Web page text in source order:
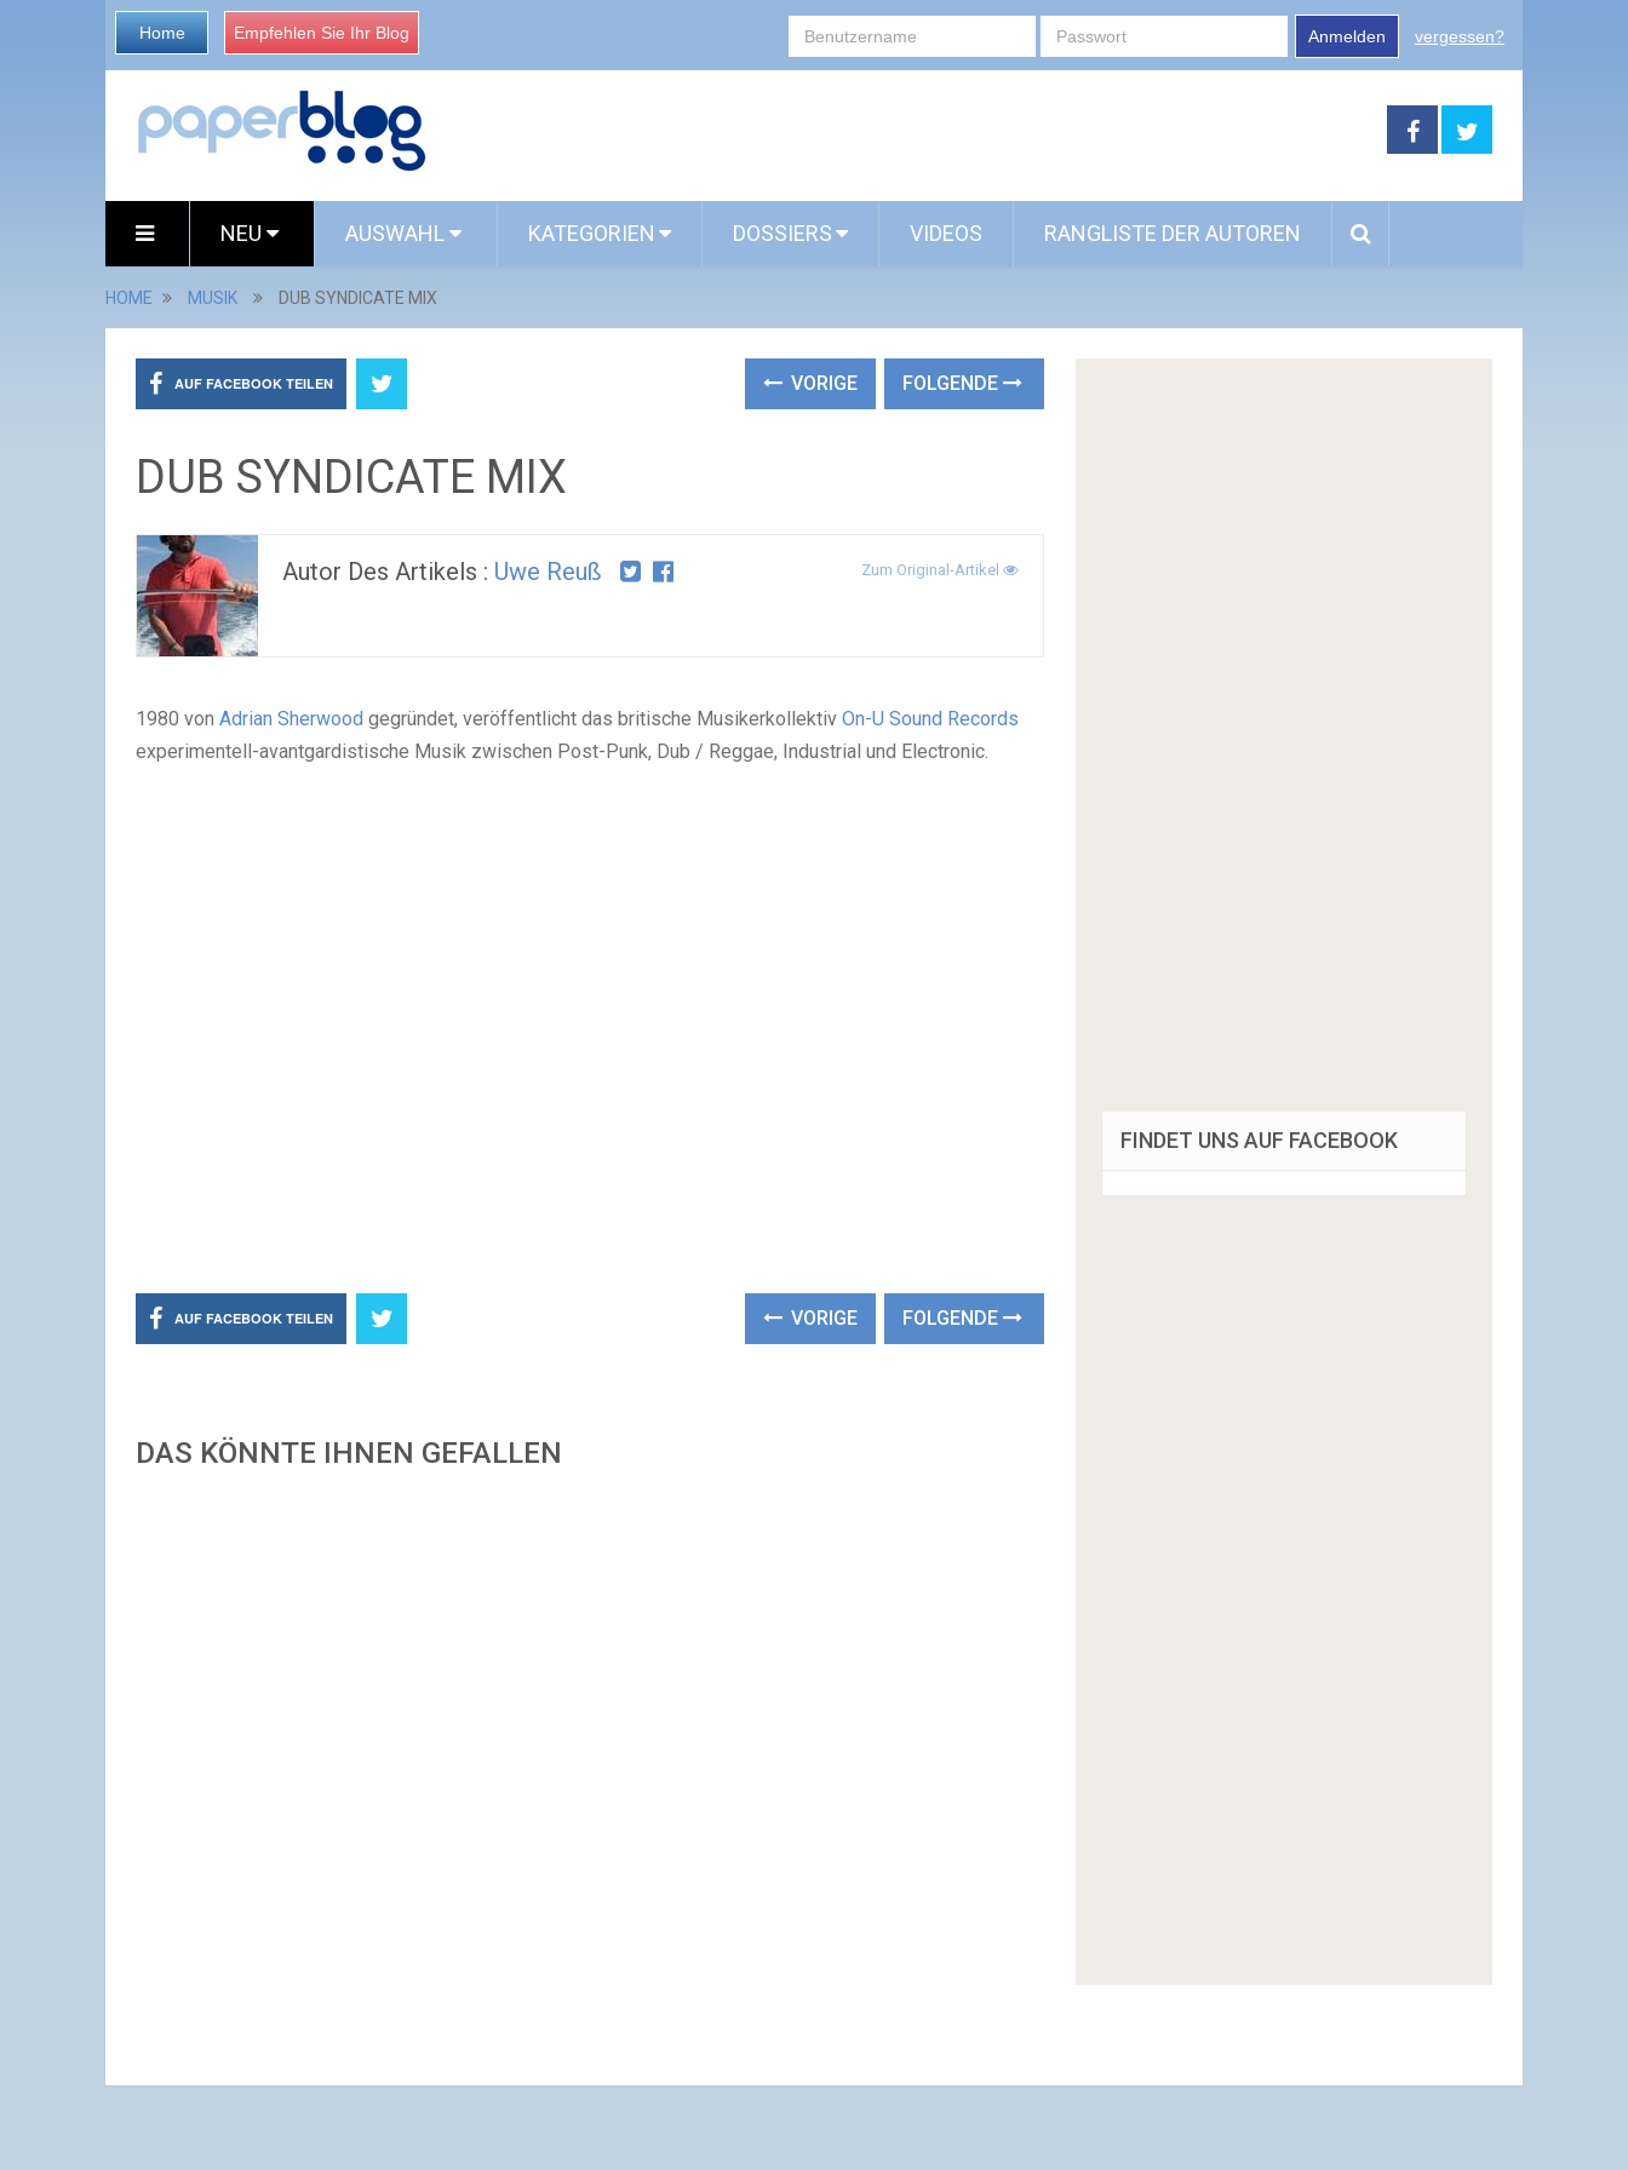
Home Empfehlen Sie Ihr Blog Anmelden vergessen?
NEU AUSWAHL KATEGORIEN DOSSIERS VIDEOS RANGLISTE DER AUTOREN
HOME MUSIK DUB SYNDICATE MIX
AUF FACEBOOK TEILEN VORIGE FOLGENDE
DUB SYNDICATE MIX
Autor Des Artikels : Uwe Reuß Zum Original-Artikel
1980 von Adrian Sherwood gegründet, veröffentlicht das britische Musikerkollektiv On-U Sound Records
experimentell-avantgardistische Musik zwischen Post-Punk, Dub / Reggae, Industrial und Electronic.
AUF FACEBOOK TEILEN VORIGE FOLGENDE
DAS KÖNNTE IHNEN GEFALLEN
FINDET UNS AUF FACEBOOK